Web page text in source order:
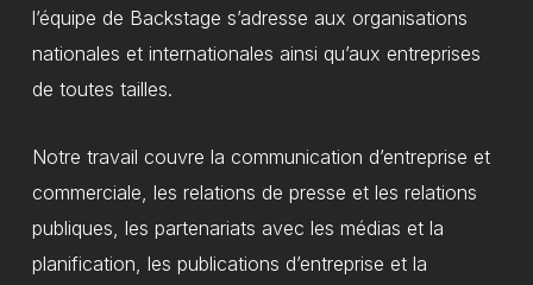
l’équipe de Backstage s’adresse aux organisations
nationales et internationales ainsi qu’aux entreprises
de toutes tailles.
Notre travail couvre la communication d’entreprise et
commerciale, les relations de presse et les relations
publiques, les partenariats avec les médias et la
planification, les publications d’entreprise et la